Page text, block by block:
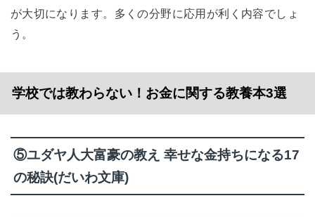
が大切になります。多くの分野に応用が利く内容でしょ
う。
学校では教わらない！お金に関する教養本3選
⑤ユダヤ人大富豪の教え 幸せな金持ちになる17
の秘訣(だいわ文庫)